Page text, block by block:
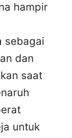
hampir
sebagai
dan
saat
untuk